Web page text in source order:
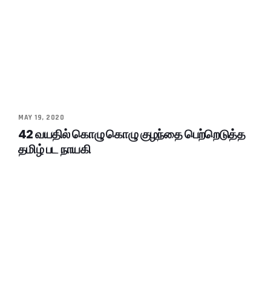
MAY 19, 2020
42 வயதில் கொழு கொழு குழந்தை பெற்றெடுத்த
தமிழ் பட நாயகி